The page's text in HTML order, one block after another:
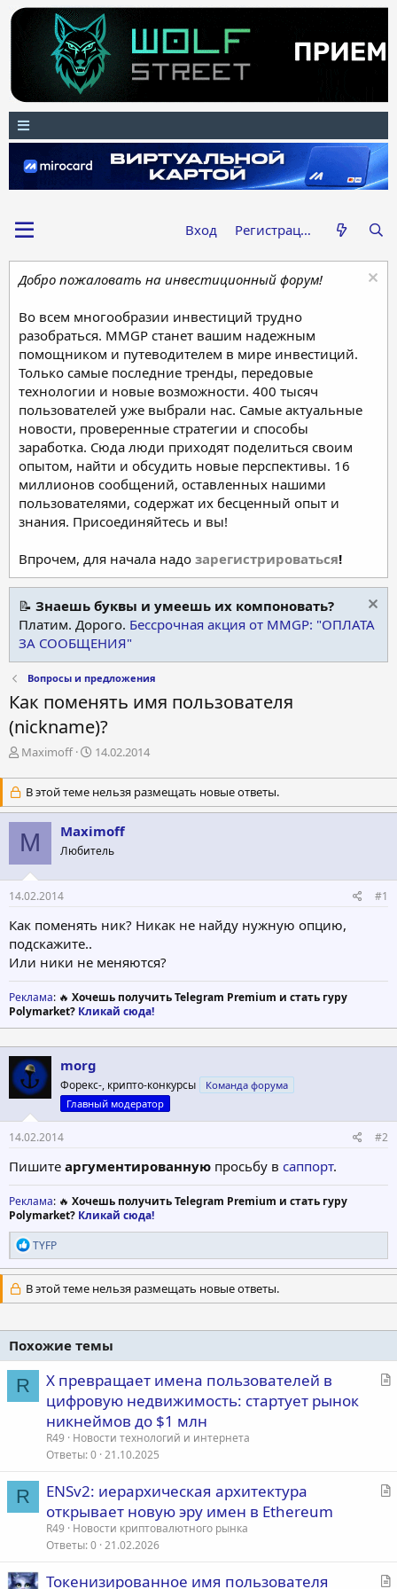
Вход Регистрация
Добро пожаловать на инвестиционный форум!
Во всем многообразии инвестиций трудно
разобраться. MMGP станет вашим надежным
помощником и путеводителем в мире инвестиций.
Только самые последние тренды, передовые
технологии и новые возможности. 400 тысяч
пользователей уже выбрали нас. Самые актуальные
новости, проверенные стратегии и способы
заработка. Сюда люди приходят поделиться своим
опытом, найти и обсудить новые перспективы. 16
миллионов сообщений, оставленных нашими
пользователями, содержат их бесценный опыт и
знания. Присоединяйтесь и вы!
Впрочем, для начала надо зарегистрироваться!
📝 Знаешь буквы и умеешь их компоновать?
Платим. Дорого. Бессрочная акция от MMGP: "ОПЛАТА
ЗА СООБЩЕНИЯ"
Вопросы и предложения
Как поменять имя пользователя
(nickname)?
А
т
о
р
т
е
м
ы
Maximoff
Д
т
а
н
а
ч
л
14.02.2014
В этой теме нельзя размещать новые ответы.
M Maximoff
Любитель
14.02.2014 #1
Как поменять ник? Никак не найду нужную опцию,
подскажите..
Или ники не меняются?
Реклама: 🔥 Хочешь получить Telegram Premium и стать гуру
Polymarket? Кликай сюда!
morg
Форекс-, крипто-конкурсы
Команда форума
Главный модератор
14.02.2014 #2
Пишите аргументированную просьбу в саппорт.
Реклама: 🔥 Хочешь получить Telegram Premium и стать гуру
Polymarket? Кликай сюда!
Р
е
а
к
ц
и
:
TYFP
В этой теме нельзя размещать новые ответы.
Похожие темы
R
С
X превращает имена пользователей в
цифровую недвижимость: стартует рынок
никнеймов до $1 млн
R49
Новости технологий и интернета
Ответы 0 21.10.2025
R
С
я
ENSv2: иерархическая архитектура
открывает новую эру имен в Ethereum
R49
Новости криптовалютного рынка
Ответы 0 21.02.2026
С
Токенизированное имя пользователя